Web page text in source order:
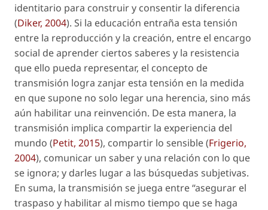
identitario para construir y consentir la diferencia
(Diker, 2004). Si la educación entraña esta tensión
entre la reproducción y la creación, entre el encargo
social de aprender ciertos saberes y la resistencia
que ello pueda representar, el concepto de
transmisión logra zanjar esta tensión en la medida
en que supone no solo legar una herencia, sino más
aún habilitar una reinvención. De esta manera, la
transmisión implica compartir la experiencia del
mundo (Petit, 2015), compartir lo sensible (Frigerio,
2004), comunicar un saber y una relación con lo que
se ignora; y darles lugar a las búsquedas subjetivas.
En suma, la transmisión se juega entre “asegurar el
traspaso y habilitar al mismo tiempo que se haga